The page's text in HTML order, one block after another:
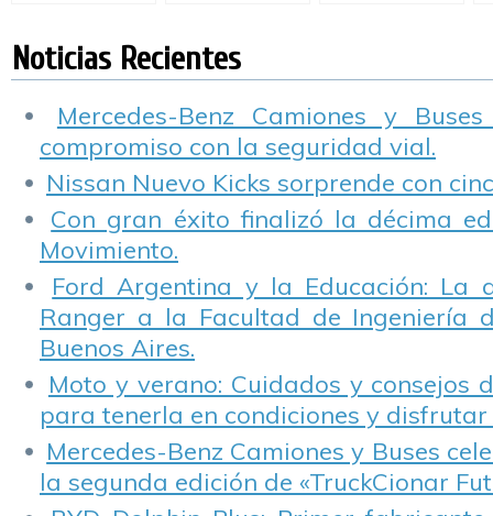
Noticias Recientes
Mercedes-Benz Camiones y
compromiso con la seguridad vial.
Nissan Nuevo Kicks sorprende con
Con gran éxito finalizó la décima
Movimiento.
Ford Argentina y la Educación: La
Ranger a la Facultad de Ingeniería
Buenos Aires.
Moto y verano: Cuidados y consejos
para tenerla en condiciones y disfrutar
Mercedes-Benz Camiones y Buses
la segunda edición de «TruckCionar